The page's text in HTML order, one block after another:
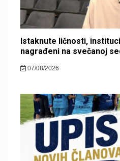
Istaknute ličnosti,
nagrađeni na svečanoj
07/08/2026